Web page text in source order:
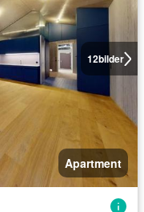
12bilder
Apartment